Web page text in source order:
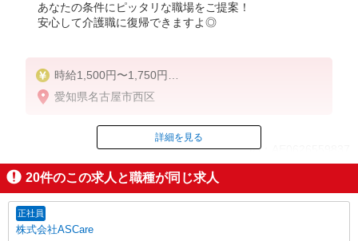
あなたの条件にピッタリな職場をご提案！
安心して介護職に復帰できますよ◎
時給1,500円〜1,750円
◆無資格・経験者：時給1,500円〜
◆初任者研修・経験者：時給1,600円〜
◆介護福祉士：時給1,750円〜
※経験者は3ヶ月以上
※給与幅は経験・能力による
★週払いOK（規定あり）
愛知県名古屋市西区
ID：AE0626559837
掲載期間終了
詳細を見る
20件のこの求人と職種が同じ求人
正社員
株式会社ASCare